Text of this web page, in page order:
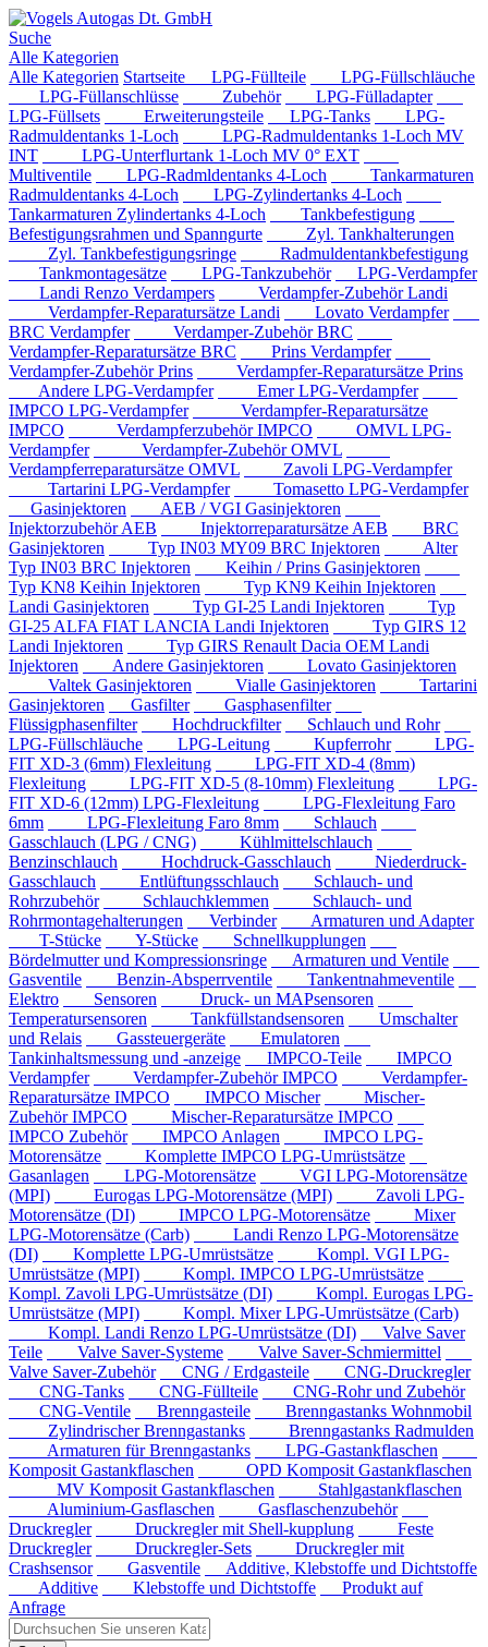
Suche
Alle Kategorien
Alle Kategorien Startseite LPG-Füllteile
LPG-Füllschläuche
LPG-Füllanschlüsse
Zubehör
LPG-Fülladapter
LPG-Füllsets
Erweiterungsteile LPG-Tanks
LPG-
Radmuldentanks 1-Loch
LPG-Radmuldentanks 1-Loch MV
INT
LPG-Unterflurtank 1-Loch MV 0° EXT
Multiventile
LPG-Radmldentanks 4-Loch
Tankarmaturen
Radmuldentanks 4-Loch
LPG-Zylindertanks 4-Loch
Tankarmaturen Zylindertanks 4-Loch
Tankbefestigung
Befestigungsrahmen und Spanngurte
Zyl. Tankhalterungen
Zyl. Tankbefestigungsringe
Radmuldentankbefestigung
Tankmontagesätze
LPG-Tankzubehör
LPG-Verdampfer
Landi Renzo Verdampers
Verdampfer-Zubehör Landi
Verdampfer-Reparatursätze Landi
Lovato Verdampfer
BRC Verdampfer
Verdamper-Zubehör BRC
Verdampfer-Reparatursätze BRC
Prins Verdampfer
Verdampfer-Zubehör Prins
Verdampfer-Reparatursätze Prins
Andere LPG-Verdampfer
Emer LPG-Verdampfer
IMPCO LPG-Verdampfer
Verdampfer-Reparatursätze
IMPCO
Verdampferzubehör IMPCO
OMVL LPG-
Verdampfer
Verdampfer-Zubehör OMVL
Verdampferreparatursätze OMVL
Zavoli LPG-Verdampfer
Tartarini LPG-Verdampfer
Tomasetto LPG-Verdampfer
Gasinjektoren
AEB / VGI Gasinjektoren
Injektorzubehör AEB
Injektorreparatursätze AEB
BRC
Gasinjektoren
Typ IN03 MY09 BRC Injektoren
Alter
Typ IN03 BRC Injektoren
Keihin / Prins Gasinjektoren
Typ KN8 Keihin Injektoren
Typ KN9 Keihin Injektoren
Landi Gasinjektoren
Typ GI-25 Landi Injektoren
Typ
GI-25 ALFA FIAT LANCIA Landi Injektoren
Typ GIRS 12
Landi Injektoren
Typ GIRS Renault Dacia OEM Landi
Injektoren
Andere Gasinjektoren
Lovato Gasinjektoren
Valtek Gasinjektoren
Vialle Gasinjektoren
Tartarini
Gasinjektoren
Gasfilter
Gasphasenfilter
Flüssigphasenfilter
Hochdruckfilter
Schlauch und Rohr
LPG-Füllschläuche
LPG-Leitung Kupferrohr
LPG-
FIT XD-3 (6mm) Flexleitung
LPG-FIT XD-4 (8mm)
Flexleitung
LPG-FIT XD-5 (8-10mm) Flexleitung
LPG-
FIT XD-6 (12mm) LPG-Flexleitung
LPG-Flexleitung Faro
6mm
LPG-Flexleitung Faro 8mm
Schlauch
Gasschlauch (LPG / CNG)
Kühlmittelschlauch
Benzinschlauch
Hochdruck-Gasschlauch
Niederdruck-
Gasschlauch
Entlüftungsschlauch
Schlauch- und
Rohrzubehör
Schlauchklemmen
Schlauch- und
Rohrmontagehalterungen
Verbinder
Armaturen und Adapter
T-Stücke
Y-Stücke
Schnellkupplungen
Bördelmutter und Kompressionsringe
Armaturen und Ventile
Gasventile
Benzin-Absperrventile
Tankentnahmeventile
Elektro
Sensoren
Druck- un MAPsensoren
Temperatursensoren
Tankfüllstandsensoren
Umschalter
und Relais
Gassteuergeräte
Emulatoren
Tankinhaltsmessung und -anzeige
IMPCO-Teile
IMPCO
Verdampfer
Verdampfer-Zubehör IMPCO
Verdampfer-
Reparatursätze IMPCO
IMPCO Mischer
Mischer-
Zubehör IMPCO
Mischer-Reparatursätze IMPCO
IMPCO Zubehör
IMPCO Anlagen
IMPCO LPG-
Motorensätze
Komplette IMPCO LPG-Umrüstsätze
Gasanlagen
LPG-Motorensätze
VGI LPG-Motorensätze
(MPI)
Eurogas LPG-Motorensätze (MPI)
Zavoli LPG-
Motorensätze (DI)
IMPCO LPG-Motorensätze
Mixer
LPG-Motorensätze (Carb)
Landi Renzo LPG-Motorensätze
(DI)
Komplette LPG-Umrüstsätze
Kompl. VGI LPG-
Umrüstsätze (MPI)
Kompl. IMPCO LPG-Umrüstsätze
Kompl. Zavoli LPG-Umrüstsätze (DI)
Kompl. Eurogas LPG-
Umrüstsätze (MPI)
Kompl. Mixer LPG-Umrüstsätze (Carb)
Kompl. Landi Renzo LPG-Umrüstsätze (DI)
Valve Saver
Teile
Valve Saver-Systeme
Valve Saver-Schmiermittel
Valve Saver-Zubehör
CNG / Erdgasteile
CNG-Druckregler
CNG-Tanks
CNG-Füllteile
CNG-Rohr und Zubehör
CNG-Ventile
Brenngasteile
Brenngastanks Wohnmobil
Zylindrischer Brenngastanks
Brenngastanks Radmulden
Armaturen für Brenngastanks
LPG-Gastankflaschen
Komposit Gastankflaschen
OPD Komposit Gastankflaschen
MV Komposit Gastankflaschen
Stahlgastankflaschen
Aluminium-Gasflaschen
Gasflaschenzubehör
Druckregler
Druckregler mit Shell-kupplung
Feste
Druckregler
Druckregler-Sets
Druckregler mit
Crashsensor
Gasventile
Additive, Klebstoffe und Dichtstoffe
Additive
Klebstoffe und Dichtstoffe
Produkt auf
Anfrage